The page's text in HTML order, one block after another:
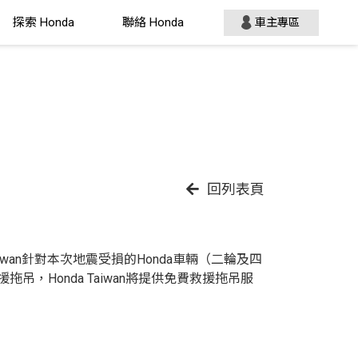
探索 Honda 聯絡 Honda 車主專區
回列表頁
針對本次地震受損的Honda車輛（二輪及四
吊，Honda Taiwan將提供免費救援拖吊服